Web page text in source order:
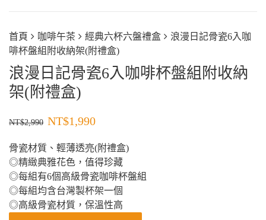
首頁 咖啡午茶 經典六杯六盤禮盒
浪漫日記骨瓷6入咖
啡杯盤組附收納架(附禮盒)
浪漫日記骨瓷6入咖啡杯盤組附收納
架(附禮盒)
NT$2,990 NT$1,990
骨瓷材質、輕薄透亮(附禮盒)
◎精緻典雅花色，值得珍藏
◎每組有6個高級骨瓷咖啡杯盤組
◎每組均含台灣製杯架一個
◎高級骨瓷材質，保溫性高